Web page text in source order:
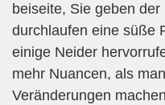
beiseite, Sie geben
durchlaufen eine süße
einige Neider
mehr Nuancen, als
Veränderungen